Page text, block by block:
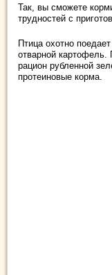
Так, вы сможете
трудностей с
Птица охотно
отварной картофель.
рацион рубленной
протеиновые корма.